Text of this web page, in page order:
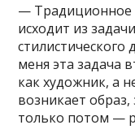
— Традиционное
исходит из
стилистического
меня эта задача
как художник, а
возникает
только потом —